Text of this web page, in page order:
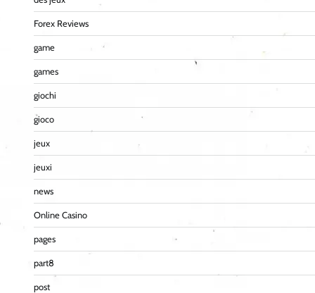
Forex Reviews
game
games
giochi
gioco
jeux
jeuxi
news
Online Casino
pages
part8
post